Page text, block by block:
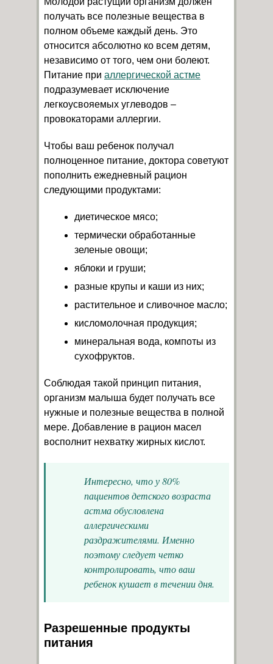
получать все полезные вещества в
полном объеме каждый день. Это
относится абсолютно ко всем детям,
независимо от того, чем они болеют.
Питание при аллергической астме
подразумевает исключение
легкоусвояемых углеводов –
провокаторами аллергии.
Чтобы ваш ребенок получал
полноценное питание, доктора советуют
пополнить ежедневный рацион
следующими продуктами:
диетическое мясо;
термически обработанные
зеленые овощи;
яблоки и груши;
разные крупы и каши из них;
растительное и сливочное масло;
кисломолочная продукция;
минеральная вода, компоты из
сухофруктов.
Соблюдая такой принцип питания,
организм малыша будет получать все
нужные и полезные вещества в полной
мере. Добавление в рацион масел
восполнит нехватку жирных кислот.
Интересно, что у 80%
пациентов детского возраста
астма обусловлена
аллергическими
раздражителями. Именно
поэтому следует четко
контролировать, что ваш
ребенок кушает в течении дня.
Разрешенные продукты
питания